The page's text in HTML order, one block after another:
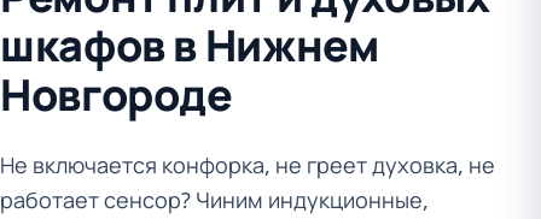
шкафов в Нижнем
Новгороде
Не включается конфорка, не греет духовка, не
работает сенсор? Чиним индукционные,